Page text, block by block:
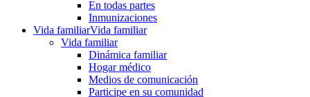
En todas partes
Inmunizaciones
Vida familiarVida familiar
Vida familiar
Dinámica familiar
Hogar médico
Medios de comunicación
Participe en su comunidad